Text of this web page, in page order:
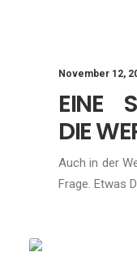
November 12,
EINE
DIE
Auch in der
Frage. Etwas